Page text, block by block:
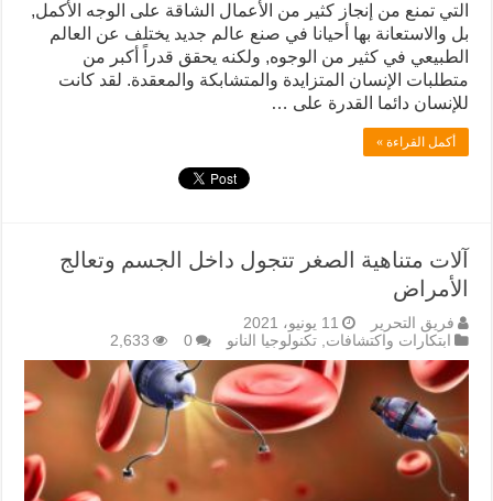
التي تمنع من إنجاز كثير من الأعمال الشاقة على الوجه الأكمل,
بل والاستعانة بها أحيانا في صنع عالم جديد يختلف عن العالم
الطبيعي في كثير من الوجوه, ولكنه يحقق قدراً أكبر من
متطلبات الإنسان المتزايدة والمتشابكة والمعقدة. لقد كانت
للإنسان دائما القدرة على …
أكمل القراءة »
آلات متناهية الصغر تتجول داخل الجسم وتعالج
الأمراض
فريق التحرير
11 يونيو، 2021
ابتكارات واكتشافات, تكنولوجيا النانو 0
2,633